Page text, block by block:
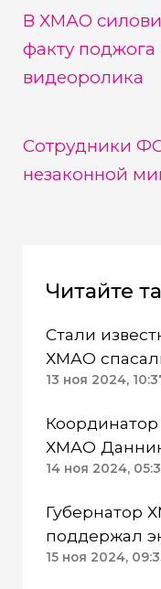
В ХМАО
факту
видеоролика
Сотрудники
незаконной
Читайте
Стали
ХМАО
нападения
13 ноя 2024,
ХМАО
мигрантов
14 ноя 2024,
Губернатор
поддержал
15 ноя 2024,